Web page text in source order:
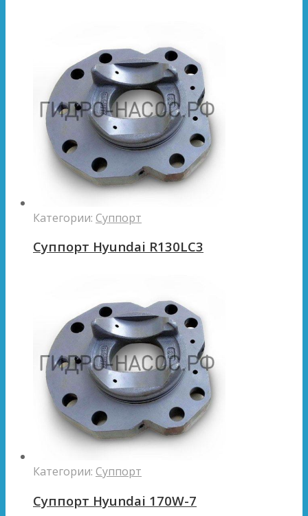
Категории: Суппорт
Суппорт Hyundai R130LC3
Категории: Суппорт
Суппорт Hyundai 170W-7